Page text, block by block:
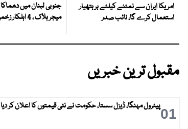
امریکا ایران سے نمٹنے کیلئے ہر ہتھیار
استعمال کرے گا، نائب صدر
میجر ہلاک ، 4 اہلکار زخمی
مقبول ترین خبریں
01پیٹرول مہنگا، ڈیزل سستا، حکومت نے نئی قیمتوں کا اعلان کر دیا